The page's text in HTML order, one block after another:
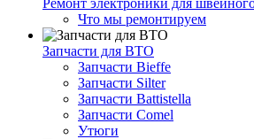
Что мы ремонтируем
Запчасти для ВТО
Запчасти Bieffe
Запчасти Silter
Запчасти Battistella
Запчасти Comel
Утюги